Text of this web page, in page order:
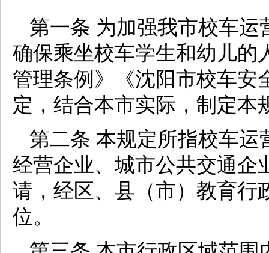
第一条 为加强我市校车
确保乘坐校车学生和幼儿的
管理条例》《沈阳市校车安
定，结合本市实际，制定本
第二条 本规定所指校车
经营企业、城市公共交通企
请，经区、县（市）教育行
位。